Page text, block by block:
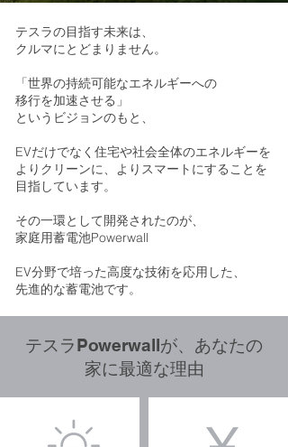
テスラの目指す未来は、
クルマにとどまりません。
「世界の持続可能なエネルギーへの
移行を加速させる」
というビジョンのもと、
EVだけでなく住宅や社会全体のエネルギーを
よりクリーンに、よりスマートにすることを
目指しています。
その一環として開発されたのが、
家庭用蓄電池Powerwall
EV分野で培った高度な技術を応用した、
先進的な蓄電池です。
テスラPowerwallが、あなたの
家に最適な理由